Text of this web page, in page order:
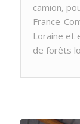
camion,
France-
Loraine et
de forêts